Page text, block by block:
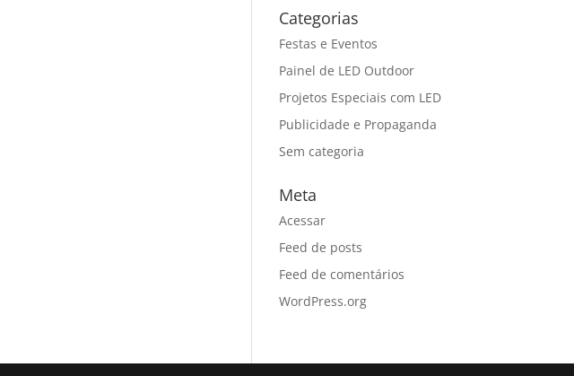
Categorias
Festas e Eventos
Painel de LED Outdoor
Projetos Especiais com LED
Publicidade e Propaganda
Sem categoria
Meta
Acessar
Feed de posts
Feed de comentários
WordPress.org